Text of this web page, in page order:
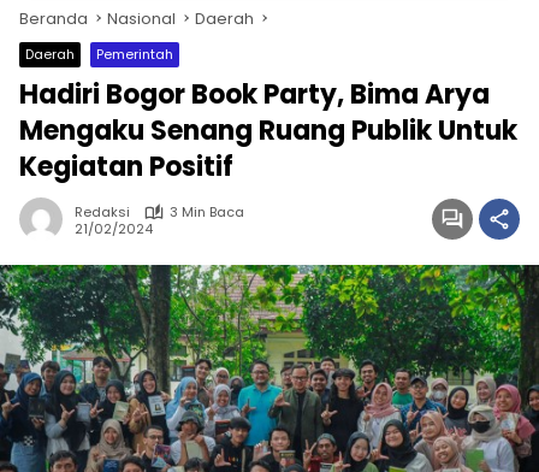
Beranda Nasional Daerah
Daerah Pemerintah
Hadiri Bogor Book Party, Bima Arya
Mengaku Senang Ruang Publik Untuk
Kegiatan Positif
Redaksi
3 Min Baca
21/02/2024